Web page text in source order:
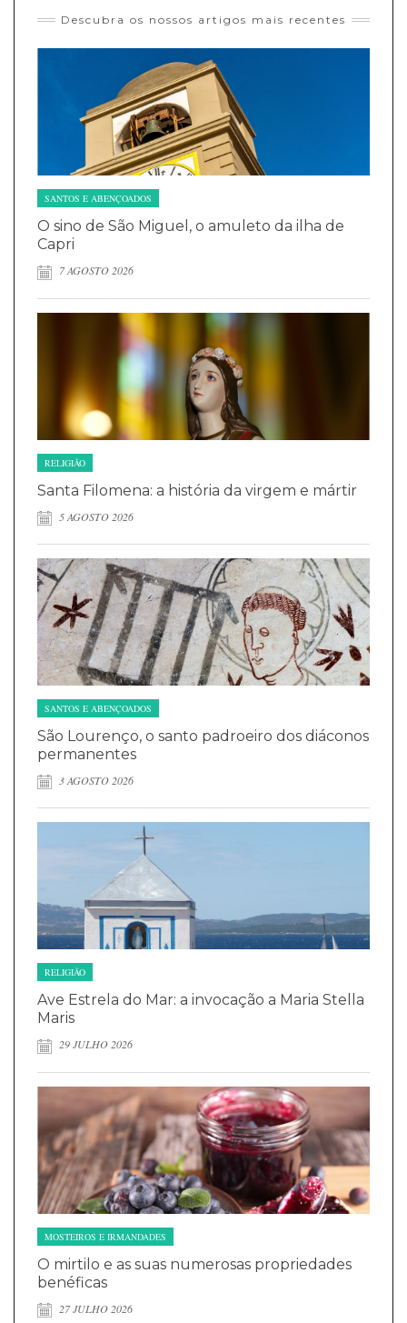
Descubra os nossos artigos mais recentes
SANTOS E ABENÇOADOS
O sino de São Miguel, o amuleto da ilha de
Capri
7 AGOSTO 2026
RELIGIÃO
Santa Filomena: a história da virgem e mártir
5 AGOSTO 2026
SANTOS E ABENÇOADOS
São Lourenço, o santo padroeiro dos diáconos
permanentes
3 AGOSTO 2026
RELIGIÃO
Ave Estrela do Mar: a invocação a Maria Stella
Maris
29 JULHO 2026
MOSTEIROS E IRMANDADES
O mirtilo e as suas numerosas propriedades
benéficas
27 JULHO 2026